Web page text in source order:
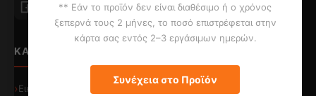
σάρωση σας επιτρέπει να λαμβάνετε συμβουλές
μαγειρέματος και να επιλέγετε λειτουργίες του
φούρνου. Και με τις συμβουλές εξοικονόμησης
ενέργειας, μπορείτε να μαγειρεύετε πιο
** Εάν το προϊόν δεν είναι διαθέσιμο ή ο χρόνος
ξεπερνά τους 2 μήνες, το ποσό επιστρέφεται στην
κάρτα σας εντός 2–3 εργάσιμων ημερών.
Συνέχεια στο Προϊόν
ΚΑΤΗΓΟΡΊΕΣ
Εικόνα & Ήχος